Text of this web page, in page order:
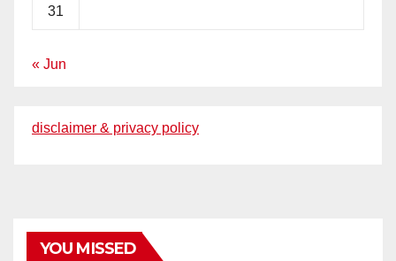
31
« Jun
disclaimer & privacy policy
YOU MISSED